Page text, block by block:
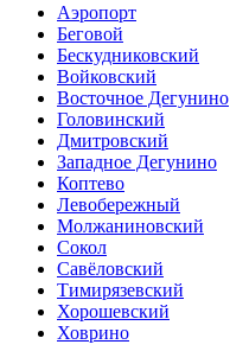
Аэропорт
Беговой
Бескудниковский
Войковский
Восточное Дегунино
Головинский
Дмитровский
Западное Дегунино
Коптево
Левобережный
Молжаниновский
Сокол
Савёловский
Тимирязевский
Хорошевский
Ховрино